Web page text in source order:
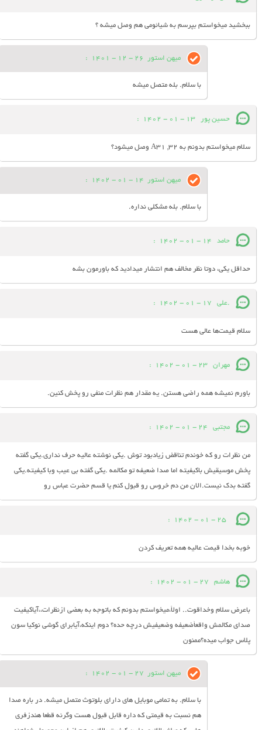
ببخشید میخواستم بپرسم به شیائومی هم وصل میشه ؟
میهن استور 26 - 12 - 1401
:
با سلام. بله متصل میشه
حسین پور 13 - 01 - 1402
:
سلام میخواستم بدونم به A31 ,32 وصل میشود؟
میهن استور 14 - 01 - 1402
:
با سلام. بله مشکلی نداره.
حامد 14 - 01 - 1402
:
حداقل یکی، دوتا نظر مخالف هم انتشار میدادید که باورمون بشه
.علی 17 - 01 - 1402
:
سلام قیمت‌ها عالی هست
مهران 23 - 01 - 1402
:
باورم نمیشه همه راضی هستن. یه مقدار هم نظرات منفی رو پخش کنین.
مجتبی 24 - 01 - 1402
:
من نظرات رو که خوندم تناقض زیادبود توش .یکی نوشته عالیه حرف نداری.یکی گفته
پخش موسیقیش باکیفیته اما صدا ضعیفه تو مکالمه .یکی گفته بی عیب وبا کیفیته.یکی
گفته بدک نیست.الان من دم خروس رو قبول کنم یا قسم حضرت عباس رو
25 - 01 - 1402
:
خوبه بخدا قیمت عالیه همه تعریف کردن
هاشم 27 - 01 - 1402
:
باعرض سلام وخداقوت.. اولأ،میخواستم بدونم که باتوجه به بعضی ازنظرات،،آیاکیفیت
صدای مکالمش واقعأضعیفه وضعیفیش درچه حده؟ دوم اینکه،آیابرای گوشی نوکیا سون
پلاس جواب میده؟ممنون
میهن استور 27 - 01 - 1402
:
با سلام. به تمامی موبایل های دارای بلوتوث متصل میشه. در باره صدا
هم نسبت به قیمتی که داره قابل قبول هست وگرنه قطعا هندزفری